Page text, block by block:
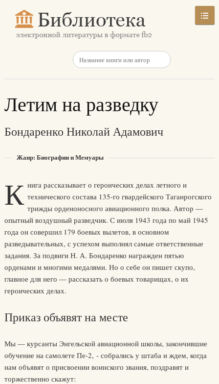
Летим на разведку
Бондаренко Николай Адамович
Жанр: Биографии и Мемуары
К нига рассказывает о героических делах летного и
технического состава 135-го гвардейского Таганрогского
трижды орденоносного авиационного полка. Автор —
опытный воздушный разведчик. С июля 1943 года по май 1945
года он совершил 179 боевых вылетов, в основном
разведывательных, с успехом выполнял самые ответственные
задания. За подвиги Н. А. Бондаренко награжден пятью
орденами и многими медалями. Но о себе он пишет скупо,
главное для него — рассказать о боевых товарищах, о их
героических делах.
Приказ объявят на месте
Мы — курсанты Энгельской авиационной школы, закончившие
обучение на самолете Пе-2, - собрались у штаба и ждем, когда
нам объявят о присвоении воинского звания, поздравят и
торжественно скажут: